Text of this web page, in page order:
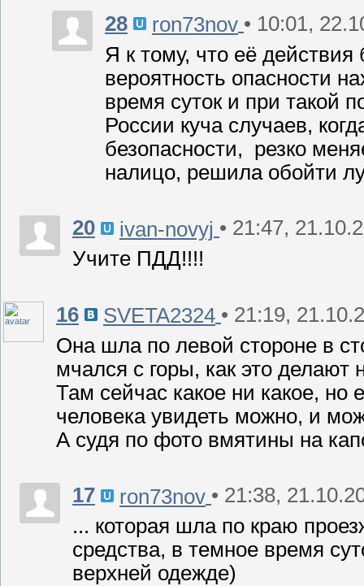
28 ron73nov • 10:01,
Я к тому, что её
вероятность опасности
время суток и при такой
России куча случаев,
безопасности, резко
налицо, решила обойти
20 ivan-novyj • 21:47,
Учите ПДД!!!!
16 SVETA2324 • 21:19,
Она шла по левой стороне в
мчался с горы, как это делают
Там сейчас какое ни какое,
человека увидеть можно, и
А судя по фото вмятины на
17 ron73nov • 21:38,
... которая шла по краю
средства, в темное время
верхней одежде)